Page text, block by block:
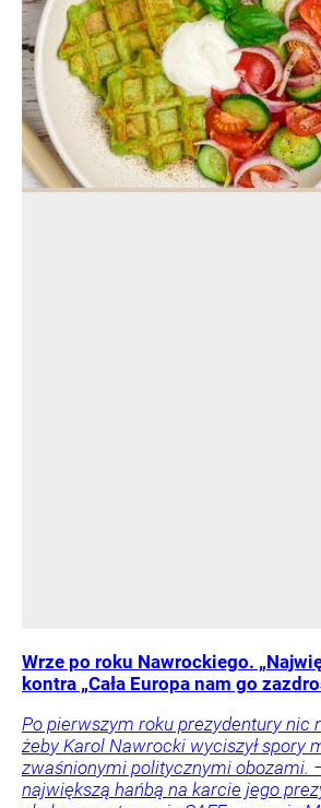
Wrze po roku Nawrockiego.
kontra „Cała Europa nam go
Po pierwszym roku prezydentury nic
żeby Karol Nawrocki wyciszył spory
zwaśnionymi politycznymi obozami.
największą hańbą na karcie jego